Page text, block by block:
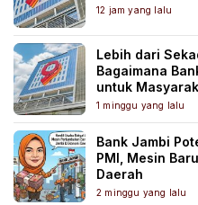
12 jam yang lalu
Lebih dari
Bagaimana
untuk
1 minggu yang lalu
Bank Jambi
PMI, Mesin
Daerah
2 minggu yang lalu